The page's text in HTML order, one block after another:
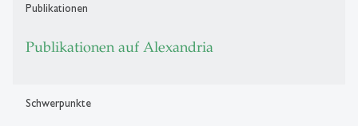
Publikationen
Publikationen auf Alexandria
Schwerpunkte